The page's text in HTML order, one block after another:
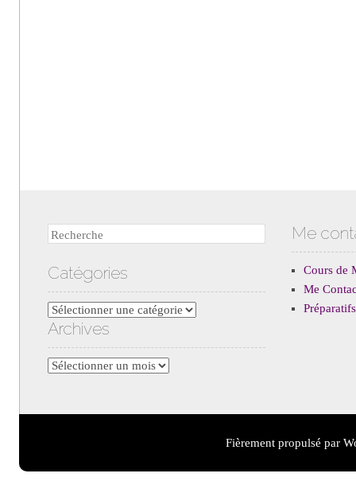
Recherche
Catégories
Catégories
Archives
Archives
Me
Cours de
Me
Fièrement propulsé par